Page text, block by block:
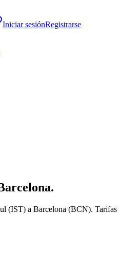
Iniciar sesiónRegistrarse
(IST) a Barcelona (BCN).